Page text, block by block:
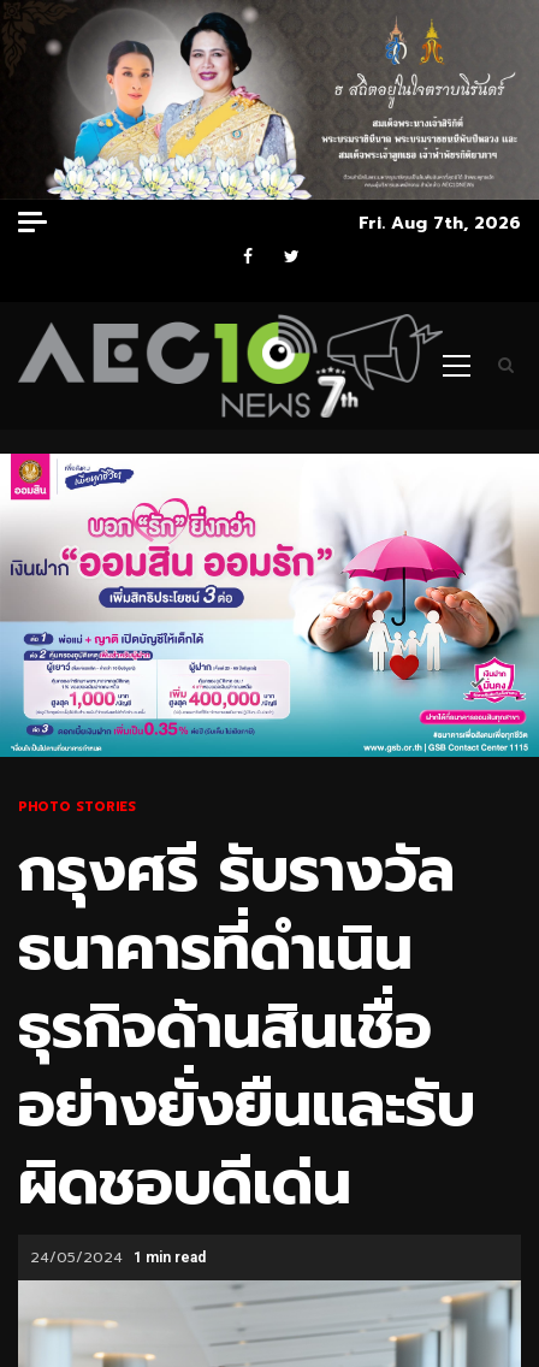
Skip
to
Fri. Aug 7th, 2026
Facebook
Twitter
Primary
PHOTO STORIES
กรุงศรี รับรางวัล
ธนาคารที่ดำเนิน
ธุรกิจด้านสินเชื่อ
อย่างยั่งยืนและรับ
ผิดชอบดีเด่น
24/05/2024 1 min read